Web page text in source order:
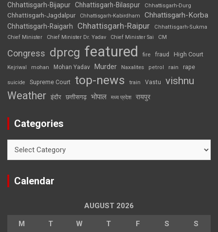
Chhattisgarh-Bijapur Chhattisgarh-Bilaspur Chhattisgarh-Durg
Chhattisgarh-Jagdalpur Chhattisgarh-Kabirdham Chhattisgarh-Korba
Chhattisgarh-Raigarh Chhattisgarh-Raipur
Chhattisgarh-Sukma
Chief Minister
Chief Minister Dr. Yadav Chief Minister Sai CM
Congress dprcg featured fire fraud High Court
Kejriwal mohan Mohan Yadav Murder Naxalites petrol rain rape
suicide Supreme Court top-news train Vastu vishnu
Weather इंदौर छत्तीसगढ़ भोपाल मध्य प्रदेश रायपुर
Categories
Calendar
AUGUST 2026
M T W T F S S